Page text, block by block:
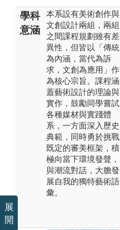
學科
意涵
本系設有美術創作與
文創設計兩組，兩組
之間課程規劃雖有差
異性，但皆以「傳統
為內涵，當代為訴
求，文創為應用」作
為核心宗旨。課程涵
蓋藝術設計的理論與
實作，鼓勵同學嘗試
各種媒材與實踐體
系，一方面深入歷史
典範，同時勇於挑戰
既定的審美框架，積
極向當下環境發聲，
與潮流對話，大膽發
展自我的獨特藝術語
彙。
展
開